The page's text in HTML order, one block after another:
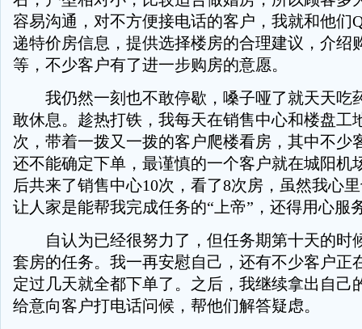
容易沟通，对不方便接电话的客户，我就和他们
递特价房信息，提供选择楼房的合理建议，介绍
等，不少客户有了进一步购房的意愿。
我仍然一刻也不敢停歇，嗓子哑了就天天吃
敢休息。趁热打铁，我每天在销售中心和楼盘工
次，带着一拨又一拨的客户爬楼看房，其中不少
还不能确定下单，最谨慎的一个客户就在城阳机
后共来了销售中心10次，看了8次房，虽然我心
让人家是能帮我完成任务的“上帝”，还得用心服
自认为已经很努力了，但任务期第十天的时
套房的任务。我一再安慰自己，还有不少客户正
定过几天就全都下单了。之后，我继续拿出自己
给意向客户打电话问候，帮他们解答疑虑。